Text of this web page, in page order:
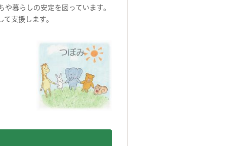
暮らしの安定を図っています。
支援します。